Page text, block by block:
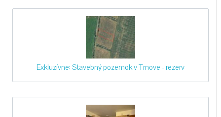
Exkluzívne: Stavebný pozemok v Trnove - rezerv